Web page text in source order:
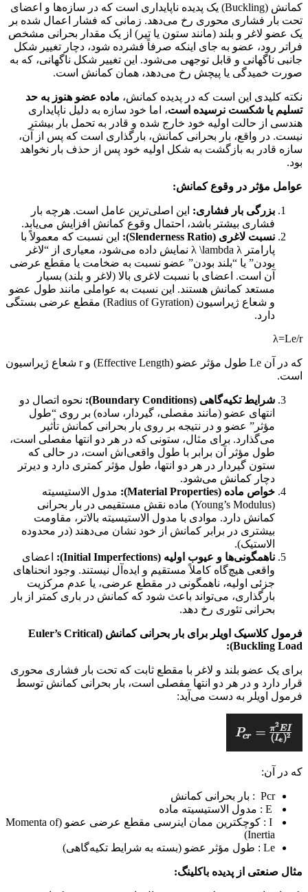
کمانش (Buckling) یک پدیده ناپایداری است که در سازه‌ها و اعضای
تحت بار فشاری محوری رخ می‌دهد. زمانی که فشار اعمال شده بر
یک عضو لاغر و بلند (مانند ستون یا تیر) از یک مقدار بحرانی مشخص
فراتر رود، عضو به جای اینکه صرفاً فشرده شود، دچار تغییر شکل
جانبی ناگهانی و قابل توجهی می‌شود. این تغییر شکل ناگهانی، که به
صورت خمیدگی یا پیچش رخ می‌دهد، همان کمانش است.
نکته کلیدی این است که در پدیده کمانش، ماده عضو هنوز به حد
تسلیم یا شکست نرسیده است، اما خود سازه به دلیل ناپایداری
هندسی از حالت اولیه خود خارج شده و قادر به تحمل بار بیشتر
نیست. در واقع، بار بحرانی کمانش، بارگذاری است که پس از آن،
سازه قادر به بازگشت به شکل اولیه خود پس از حذف بار نخواهد
بود.
عوامل مؤثر در وقوع کمانش:
بزرگی بار فشاری: این اصلی‌ترین عامل است. هرچه بار
فشاری بیشتر باشد، احتمال وقوع کمانش افزایش می‌یابد.
نسبت لاغری (Slenderness Ratio):
این نسبت که معمولاً با
پارامتر
λ \lambda λ
نمایش داده می‌شود، معیاری از “لاغر
بودن” یا “بلند بودن” عضو نسبت به ضخامت یا مقطع عرضی
آن است. اعضای با نسبت لاغری بالا (لاغر و بلند) بسیار
مستعد کمانش هستند. این نسبت به عواملی مانند طول عضو
و شعاع ژیراسیون (Radius of Gyration) مقطع عرضی بستگی
دارد.
λ=Le​/r
که در آن Le طول مؤثر عضو (Effective Length) و r شعاع ژیراسیون
است.
شرایط تکیه‌گاهی (Boundary Conditions):
نحوه اتصال دو
انتهای عضو (مانند مفصلی، گیردار، ساده) بر روی “طول
مؤثر” عضو و در نتیجه بر روی بار بحرانی کمانش تأثیر
می‌گذارد. برای مثال، ستونی که در هر دو انتها مفصلی است،
طول مؤثر آن برابر با طول واقعی‌اش است، در حالی که
ستون گیردار در هر دو انتها، طول مؤثر کمتری دارد و دیرتر
دچار کمانش می‌شود.
خواص ماده (Material Properties):
مدول الاستیسیته
(Young’s Modulus) ماده نقش مستقیمی در بار بحرانی
کمانش دارد. موادی با مدول الاستیسیته بالاتر، مقاومت
بیشتری در برابر کمانش از خود نشان می‌دهند (در محدوده
الاستیک).
ناهمگونی‌ها و عیوب اولیه (Initial Imperfections):
اعضای
واقعی هیچ‌گاه کاملاً مستقیم و ایده‌آل نیستند. وجود انحناهای
جزئی اولیه، ناهمگونی در مقطع عرضی، یا عدم مرکزیت
بارگذاری، می‌تواند باعث شود که کمانش در باری کمتر از بار
بحرانی تئوری رخ دهد.
فرمول کلاسیک اویلر برای بار بحرانی کمانش (Euler’s Critical
Buckling Load):
برای یک عضو بلند و لاغر با مقطع ثابت که تحت بار فشاری محوری
قرار دارد و در هر دو انتها مفصلی است، بار بحرانی کمانش توسط
فرمول اویلر به دست می‌آید:
که در آن:
Pcr : بار بحرانی کمانش
E : مدول الاستیسیته ماده
I
: کوچکترین ممان اینرسی مقطع عرضی عضو (Momenta of
Inertia)
Le : طول مؤثر عضو (بسته به شرایط تکیه‌گاهی)
مثال صنعتی از پدیده باکلینگ: